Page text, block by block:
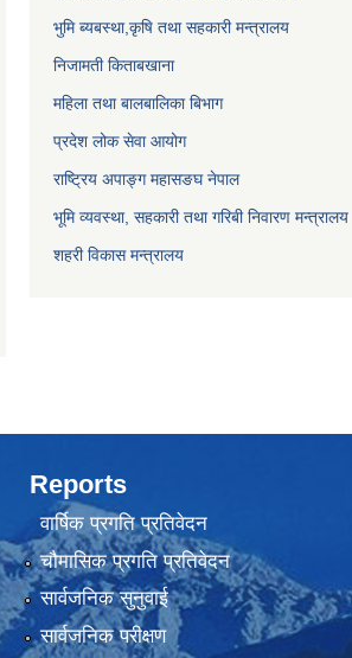
भुमि ब्यबस्था,कृषि तथा सहकारी मन्त्रालय
निजामती किताबखाना
महिला तथा बालबालिका बिभाग
प्रदेश लोक सेवा आयोग
राष्ट्रिय अपाङ्ग महासङघ नेपाल
भूमि व्यवस्था, सहकारी तथा गरिबी निवारण मन्त्रालय
शहरी विकास मन्त्रालय
Reports
वार्षिक प्रगति प्रतिवेदन
चौमासिक प्रगति प्रतिवेदन
सार्वजनिक सुनुवाई
सार्वजनिक परीक्षण